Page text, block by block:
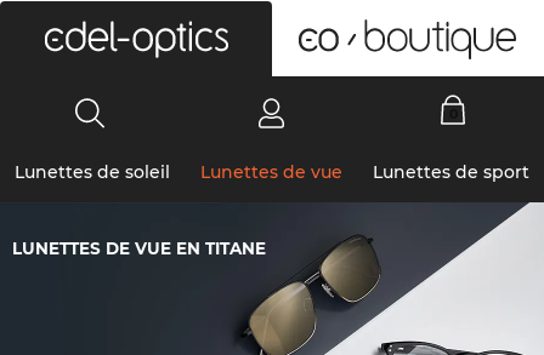
Lunettes de soleil Lunettes de vue Lunettes de sport
LUNETTES DE VUE EN TITANE